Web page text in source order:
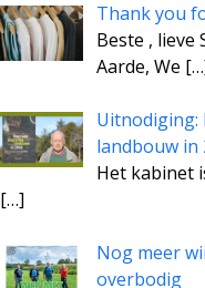
Thank you
Beste , lieve
Aarde, We
Uitnodiging:
landbouw in
Het kabinet
[…]
Nog meer
overbodig